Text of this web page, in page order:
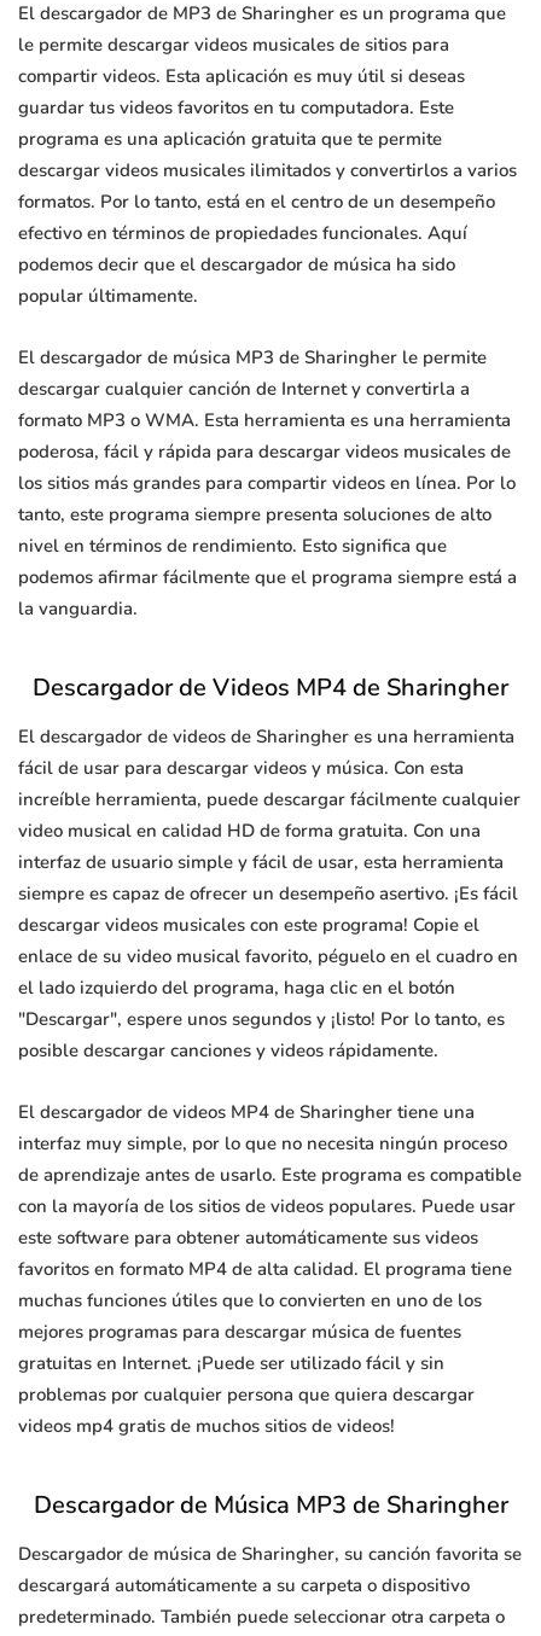
El descargador de MP3 de Sharingher es un programa que
le permite descargar videos musicales de sitios para
compartir videos. Esta aplicación es muy útil si deseas
guardar tus videos favoritos en tu computadora. Este
programa es una aplicación gratuita que te permite
descargar videos musicales ilimitados y convertirlos a varios
formatos. Por lo tanto, está en el centro de un desempeño
efectivo en términos de propiedades funcionales. Aquí
podemos decir que el descargador de música ha sido
popular últimamente.
El descargador de música MP3 de Sharingher le permite
descargar cualquier canción de Internet y convertirla a
formato MP3 o WMA. Esta herramienta es una herramienta
poderosa, fácil y rápida para descargar videos musicales de
los sitios más grandes para compartir videos en línea. Por lo
tanto, este programa siempre presenta soluciones de alto
nivel en términos de rendimiento. Esto significa que
podemos afirmar fácilmente que el programa siempre está a
la vanguardia.
Descargador de Videos MP4 de Sharingher
El descargador de videos de Sharingher es una herramienta
fácil de usar para descargar videos y música. Con esta
increíble herramienta, puede descargar fácilmente cualquier
video musical en calidad HD de forma gratuita. Con una
interfaz de usuario simple y fácil de usar, esta herramienta
siempre es capaz de ofrecer un desempeño asertivo. ¡Es fácil
descargar videos musicales con este programa! Copie el
enlace de su video musical favorito, péguelo en el cuadro en
el lado izquierdo del programa, haga clic en el botón
"Descargar", espere unos segundos y ¡listo! Por lo tanto, es
posible descargar canciones y videos rápidamente.
El descargador de videos MP4 de Sharingher tiene una
interfaz muy simple, por lo que no necesita ningún proceso
de aprendizaje antes de usarlo. Este programa es compatible
con la mayoría de los sitios de videos populares. Puede usar
este software para obtener automáticamente sus videos
favoritos en formato MP4 de alta calidad. El programa tiene
muchas funciones útiles que lo convierten en uno de los
mejores programas para descargar música de fuentes
gratuitas en Internet. ¡Puede ser utilizado fácil y sin
problemas por cualquier persona que quiera descargar
videos mp4 gratis de muchos sitios de videos!
Descargador de Música MP3 de Sharingher
Descargador de música de Sharingher, su canción favorita se
descargará automáticamente a su carpeta o dispositivo
predeterminado. También puede seleccionar otra carpeta o